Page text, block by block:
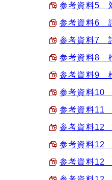
参考資料5
参考資料6
参考資料7
参考資料8
参考資料9
参考資料10
参考資料11
参考資料12
参考資料12
参考資料12